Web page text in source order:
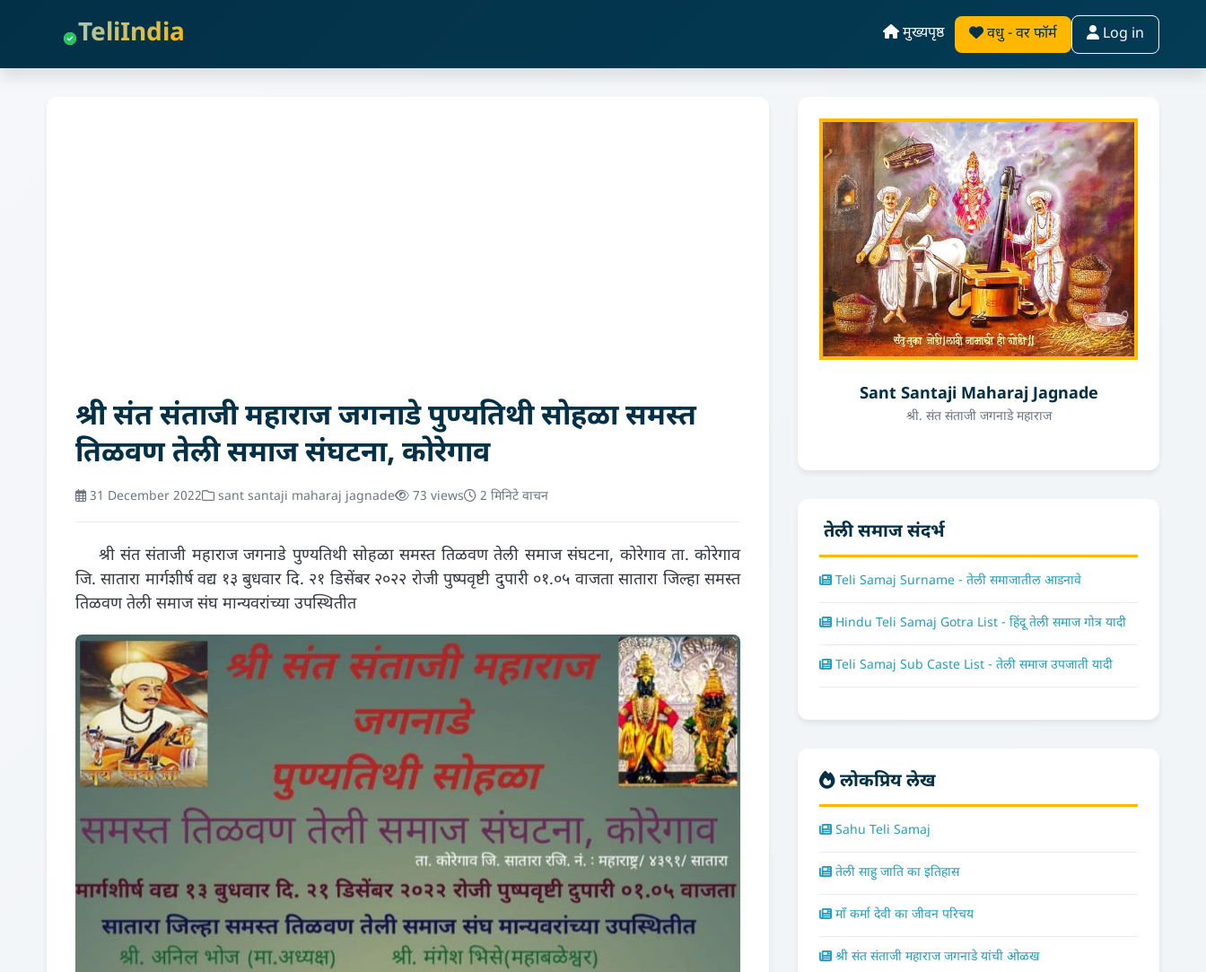
TeliIndia मुख्यपृष्ठ वधु - वर फॉर्म Log in
श्री संत संताजी महाराज जगनाडे पुण्यतिथी सोहळा समस्त
तिळवण तेली समाज संघटना, कोरेगाव
31 December 2022 sant santaji maharaj jagnade 73 views 2 मिनिटे वाचन
श्री संत संताजी महाराज जगनाडे पुण्यतिथी सोहळा समस्त तिळवण तेली समाज संघटना, कोरेगाव ता. कोरेगाव
जि. सातारा मार्गशीर्ष वद्य १३ बुधवार दि. २१ डिसेंबर २०२२ रोजी पुष्पवृष्टी दुपारी ०१.०५ वाजता सातारा जिल्हा समस्त
तिळवण तेली समाज संघ मान्यवरांच्या उपस्थितीत
Sant Santaji Maharaj Jagnade
श्री. संत संताजी जगनाडे महाराज
तेली समाज संदर्भ
Teli Samaj Surname - तेली समाजातील आडनावे
Hindu Teli Samaj Gotra List - हिंदू तेली समाज गोत्र यादी
Teli Samaj Sub Caste List - तेली समाज उपजाती यादी
लोकप्रिय लेख
Sahu Teli Samaj
तेली साहु जाति का इतिहास
माँ कर्मा देवी का जीवन परिचय
श्री संत संताजी महाराज जगनाडे यांची ओळख